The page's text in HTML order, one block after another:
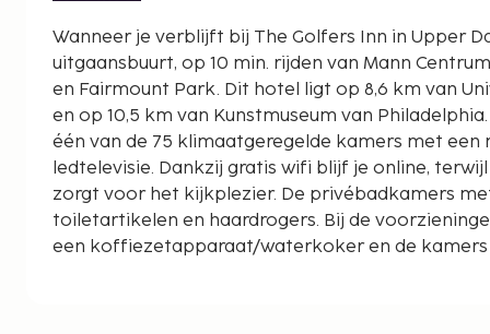
Wanneer je verblijft bij The Golfers Inn in Upper Darby bevind je je in de
uitgaansbuurt, op 10 min. rijden van Mann
en Fairmount Park. Dit hotel ligt op 8,6 km van University of Pennsylvania
en op 10,5 km van Kunstmuseum van
één van de 75 klimaatgeregelde kamers met een
ledtelevisie. Dankzij gratis wifi blijf je online,
zorgt voor het kijkplezier. De privébadkamers
toiletartikelen en haardrogers. Bij de
een koffiezetapparaat/waterkoker en de